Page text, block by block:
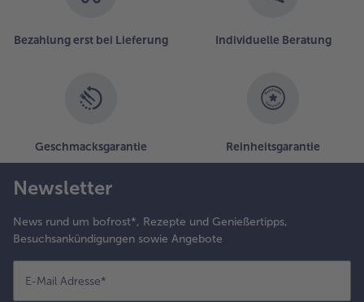
Bezahlung erst bei Lieferung Individuelle Beratung
Geschmacksgarantie Reinheitsgarantie
Newsletter
News rund um bofrost*, Rezepte und Genießertipps,
Besuchsankündigungen sowie Angebote
E-Mail Adresse*